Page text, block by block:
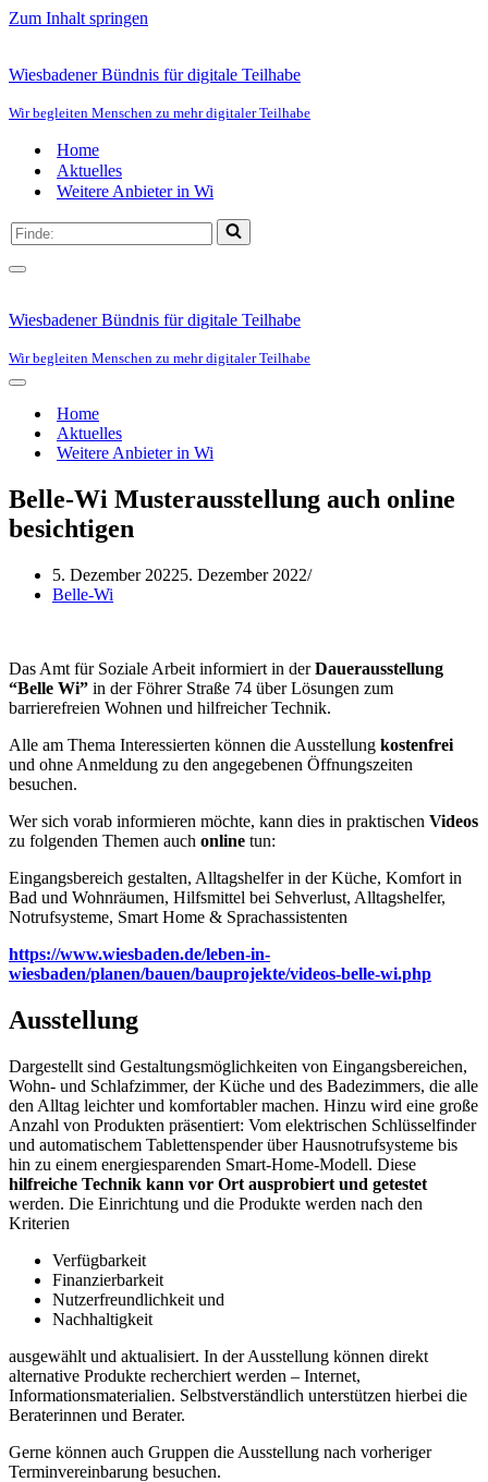
Zum Inhalt springen
Wiesbadener Bündnis für digitale Teilhabe
Wir begleiten Menschen zu mehr digitaler Teilhabe
Home
Aktuelles
Weitere Anbieter in Wi
Suchen
nach …
Navigationsmenü
Wiesbadener Bündnis für digitale Teilhabe
Wir begleiten Menschen zu mehr digitaler Teilhabe
Navigationsmenü
Home
Aktuelles
Weitere Anbieter in Wi
Belle-Wi Musterausstellung auch online
besichtigen
5. Dezember 20225. Dezember 2022
Belle-Wi
Das Amt für Soziale Arbeit informiert in derDauerausstellung
“Belle Wi” in der Föhrer Straße 74 über Lösungen zum
barrierefreien Wohnen und hilfreicher Technik.
Alle am Thema Interessierten können die Ausstellung kostenfrei
und ohne Anmeldung zu den angegebenen Öffnungszeiten
besuchen.
Wer sich vorab informieren möchte, kann dies in praktischen Videos
zu folgenden Themen auch online tun:
Eingangsbereich gestalten, Alltagshelfer in der Küche, Komfort in
Bad und Wohnräumen, Hilfsmittel bei Sehverlust, Alltagshelfer,
Notrufsysteme, Smart Home & Sprachassistenten
https://www.wiesbaden.de/leben-in-
wiesbaden/planen/bauen/bauprojekte/videos-belle-wi.php
Ausstellung
Dargestellt sind Gestaltungsmöglichkeiten von Eingangsbereichen,
Wohn- und Schlafzimmer, der Küche und des Badezimmers, die alle
den Alltag leichter und komfortabler machen. Hinzu wird eine große
Anzahl von Produkten präsentiert: Vom elektrischen Schlüsselfinder
und automatischem Tablettenspender über Hausnotrufsysteme bis
hin zu einem energiesparenden Smart-Home-Modell. Diese
hilfreiche Technik kann vor Ort ausprobiert und getestet
werden. Die Einrichtung und die Produkte werden nach den
Kriterien
Verfügbarkeit
Finanzierbarkeit
Nutzerfreundlichkeit und
Nachhaltigkeit
ausgewählt und aktualisiert. In der Ausstellung können direkt
alternative Produkte recherchiert werden – Internet,
Informationsmaterialien. Selbstverständlich unterstützen hierbei die
Beraterinnen und Berater.
Gerne können auch Gruppen die Ausstellung nach vorheriger
Terminvereinbarung besuchen.